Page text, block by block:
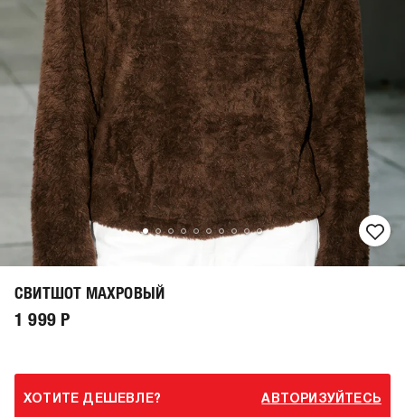
СВИТШОТ МАХРОВЫЙ
1 999 Р
ХОТИТЕ ДЕШЕВЛЕ? АВТОРИЗУЙТЕСЬ